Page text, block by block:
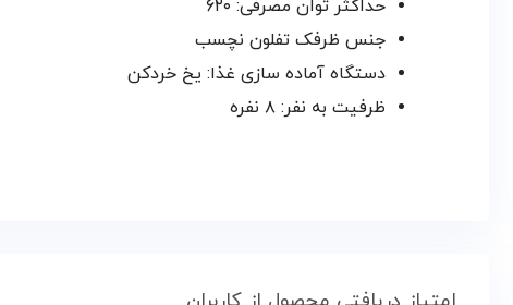
حداکثر توان مصرفی: ۶۲۰
جنس ظرفک تفلون نچسب
دستگاه آماده سازی غذا: یخ خردکن
ظرفیت به نفر: ۸ نفره